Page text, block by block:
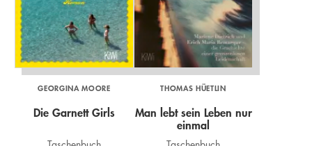
GEORGINA MOORE
Die Garnett Girls
THOMAS HÜETLIN
Man lebt sein Leben nur
einmal